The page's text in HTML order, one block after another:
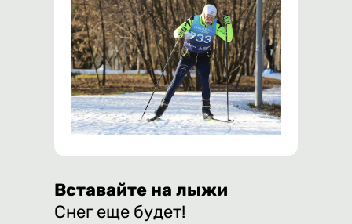
Вставайте на лыжи
Снег еще будет!